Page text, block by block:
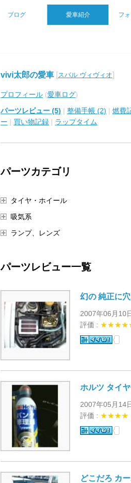
ブログ 愛車紹介 フ
vivi太郎の愛車 [スバル ヴィヴィオ]
プロフィール (愛車ログ)
パーツレビュー (5) | 整備手帳 (2) | 燃費
ー | 買い物記録 | ラップタイム
パーツカテゴリ
タイヤ・ホイール
吸気系
ランプ、レンズ
パーツレビュー一覧
幻の 純正に
2007年06月10
評価 :
ホルツ タイ
2007年05月14
評価 : ★★★★
どこだろ カ